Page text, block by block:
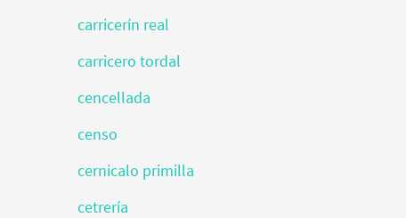
carricerín real
carricero tordal
cencellada
censo
cernicalo primilla
cetrería